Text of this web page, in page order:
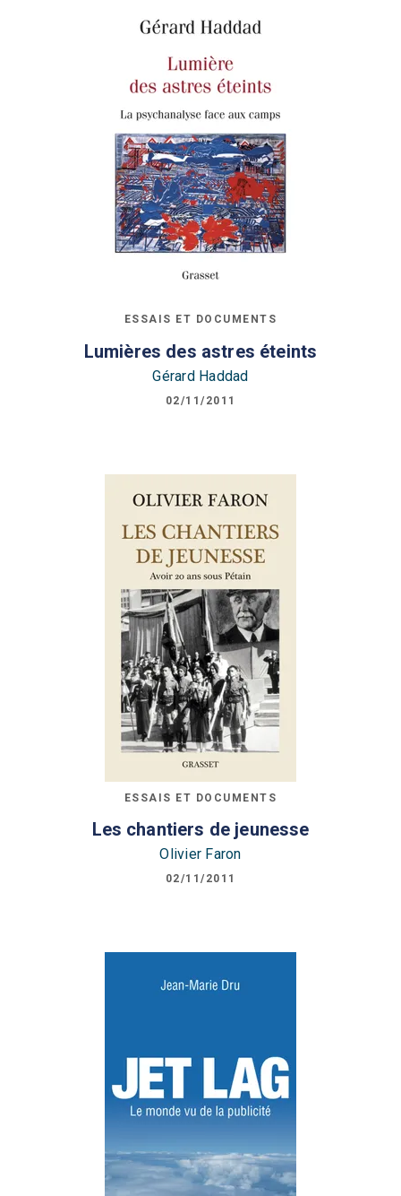
ESSAIS ET DOCUMENTS
Lumières des astres éteints
Gérard Haddad
02/11/2011
ESSAIS ET DOCUMENTS
Les chantiers de jeunesse
Olivier Faron
02/11/2011